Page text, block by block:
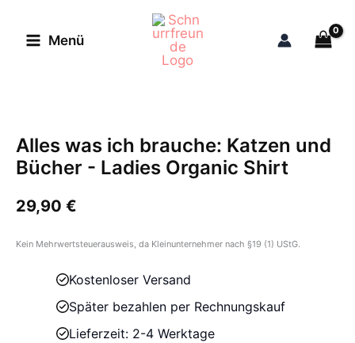
Inhalt
Menü
Alles was ich brauche: Katzen und
Bücher - Ladies Organic Shirt
29,90 €
Kein Mehrwertsteuerausweis, da Kleinunternehmer nach §19 (1) UStG.
Kostenloser Versand
Später bezahlen per Rechnungskauf
Lieferzeit: 2-4 Werktage